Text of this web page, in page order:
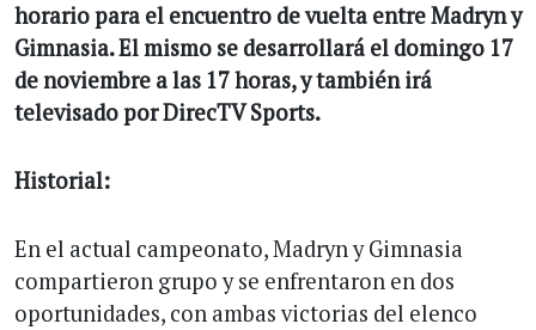
horario para el encuentro de vuelta entre Madryn y
Gimnasia. El mismo se desarrollará el domingo 17
de noviembre a las 17 horas, y también irá
televisado por DirecTV Sports.
Historial:
En el actual campeonato, Madryn y Gimnasia
compartieron grupo y se enfrentaron en dos
oportunidades, con ambas victorias del elenco